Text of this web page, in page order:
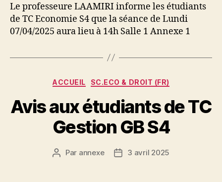
Le professeure LAAMIRI informe les étudiants
de TC Economie S4 que la séance de Lundi
07/04/2025 aura lieu à 14h Salle 1 Annexe 1
Catégories
ACCUEIL SC.ECO & DROIT (FR)
Avis aux étudiants de TC
Gestion GB S4
Auteur
Par annexe
Date3 avril 2025